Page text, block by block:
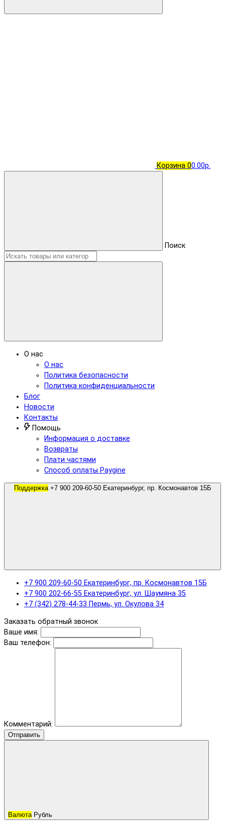
Корзина 00.00р.
Поиск
О нас
О нас
Политика безопасности
Политика конфиденциальности
Блог
Новости
Контакты
Помощь
Информация о доставке
Возвраты
Плати частями
Способ оплаты Paygine
Поддержка
+7 900 209-60-50 Екатеринбург, пр. Космонавтов 15Б
+7 900 202-66-55 Екатеринбург, ул. Шаумяна 35
+7 (342) 278-44-33 Пермь, ул. Окулова 34
Заказать обратный звонок
Ваше имя:
Ваш телефон:
Комментарий:
Отправить
Валюта Рубль